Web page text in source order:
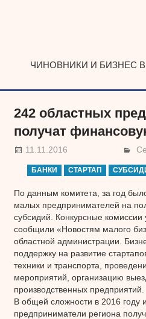
ЧИНОВНИКИ И БИЗНЕС
242 областных
получат
11.11.2016
БАНКИ СТАРТАП
По данным комитета, за год
малых предпринимателей на
субсидий. Конкурсные комиссии
сообщили «Новостям малого
областной администрации.
поддержку на развитие
техники и транспорта,
мероприятий, организацию
производственных предприятий.
В общей сложности в 2016 году
предприниматели региона